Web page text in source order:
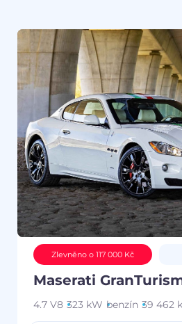
Zlevněno o 117 000 Kč
Maserati
4.7 V8 323 kW benzín 39 462